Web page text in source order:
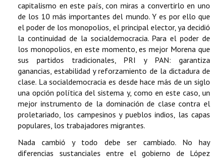
capitalismo en este país, con miras a convertirlo en uno
de los 10 más importantes del mundo. Y es por ello que
el poder de los monopolios, el principal elector, ya decidió
la continuidad de la socialdemocracia. Para el poder de
los monopolios, en este momento, es mejor Morena que
sus partidos tradicionales, PRI y PAN: garantiza
ganancias, estabilidad y reforzamiento de la dictadura de
clase. La socialdemocracia es desde hace más de un siglo
una opción política del sistema y, como en este caso, un
mejor instrumento de la dominación de clase contra el
proletariado, los campesinos y pueblos indios, las capas
populares, los trabajadores migrantes.
Nada cambió y todo debe ser cambiado. No hay
diferencias sustanciales entre el gobierno de López